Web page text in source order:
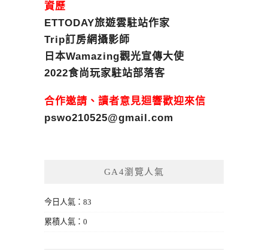
資歷
ETTODAY旅遊雲駐站作家
Trip訂房網攝影師
日本Wamazing觀光宣傳大使
2022食尚玩家駐站部落客
合作邀請、讀者意見迴響歡迎來信
pswo210525@gmail.com
GA4瀏覽人氣
今日人氣：83
累積人氣：0